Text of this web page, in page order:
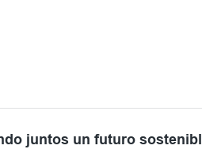
juntos un futuro